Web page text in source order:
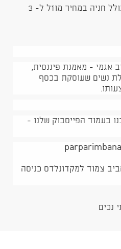
ניתן לרכוש כרטיס לסדנה כולל חניה במחיר מוזל ל- 3
אגמי - מאמנת פיננסית,
נשים שעוסקת בכסף
בעמוד הפייסבוק שלנו -
15 נמל תל אביב צמוד למקדונלדס כניסה
נכים